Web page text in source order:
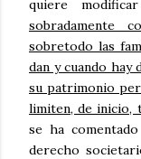
quiere
sobradamente
sobretodo las
dan y cuando hay
su patrimonio
limiten, de inicio,
se ha
derecho